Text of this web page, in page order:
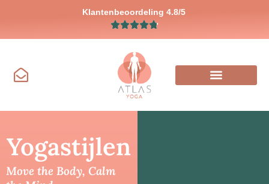
Klantenbeoordeling 4.8/5
Yogastijlen
Move the Body, Calm